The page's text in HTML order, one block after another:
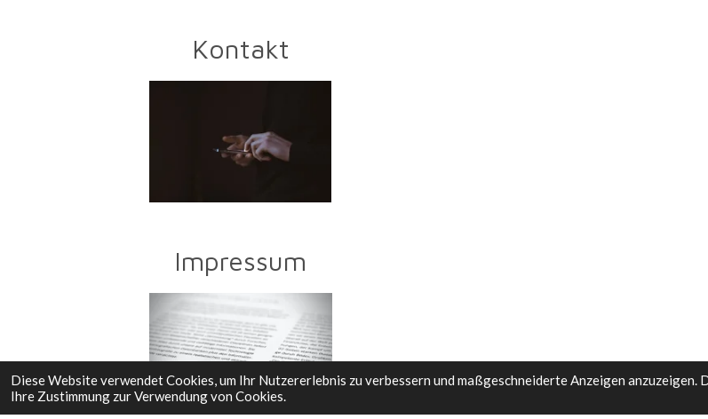
Diese Website verwendet Cookies, um Ihr Nutzererlebnis zu verbessern und maßgeschneiderte Anzeigen
Ihre Zustimmung zur Verwendung von Cookies.
Kontakt
Impressum